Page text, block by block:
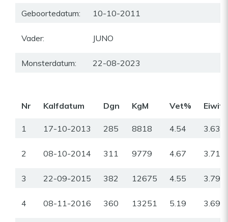
Geboortedatum: 10-10-2011
Vader: JUNO
Monsterdatum: 22-08-2023
Nr Kalfdatum Dgn KgM Vet%
1 17-10-2013 285 8818 4.54 3.63
2 08-10-2014 311 9779 4.67 3.71
3 22-09-2015 382 12675 4.55 3.79
4 08-11-2016 360 13251 5.19 3.69